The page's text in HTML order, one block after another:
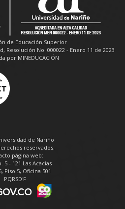
de Educación Superior
Resolución No. 000022 - Enero 11 de 2023
por MINEDUCACIÓN
de Nariño
reservados.
página web:
5 - 121 Las Acacias
Piso 5, Oficina 501
PQRSD'F